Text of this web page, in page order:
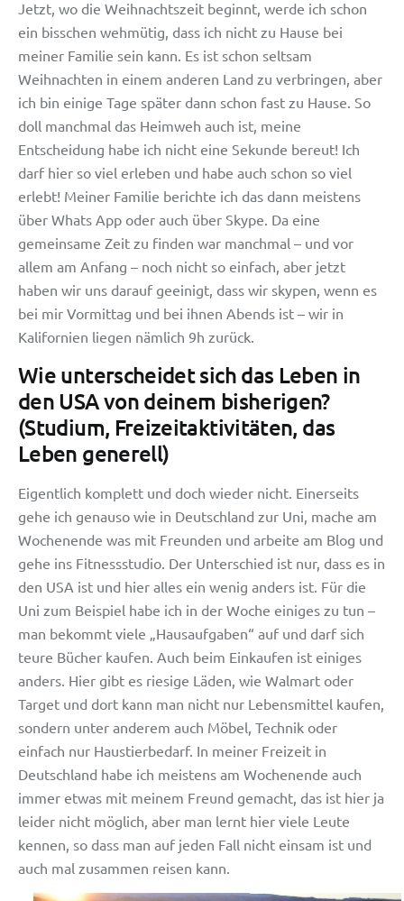
Jetzt, wo die Weihnachtszeit beginnt, werde ich schon
ein bisschen wehmütig, dass ich nicht zu Hause bei
meiner Familie sein kann. Es ist schon seltsam
Weihnachten in einem anderen Land zu verbringen, aber
ich bin einige Tage später dann schon fast zu Hause. So
doll manchmal das Heimweh auch ist, meine
Entscheidung habe ich nicht eine Sekunde bereut! Ich
darf hier so viel erleben und habe auch schon so viel
erlebt! Meiner Familie berichte ich das dann meistens
über Whats App oder auch über Skype. Da eine
gemeinsame Zeit zu finden war manchmal – und vor
allem am Anfang – noch nicht so einfach, aber jetzt
haben wir uns darauf geeinigt, dass wir skypen, wenn es
bei mir Vormittag und bei ihnen Abends ist – wir in
Kalifornien liegen nämlich 9h zurück.
Wie unterscheidet sich das Leben in
den USA von deinem bisherigen?
(Studium, Freizeitaktivitäten, das
Leben generell)
Eigentlich komplett und doch wieder nicht. Einerseits
gehe ich genauso wie in Deutschland zur Uni, mache am
Wochenende was mit Freunden und arbeite am Blog und
gehe ins Fitnessstudio. Der Unterschied ist nur, dass es in
den USA ist und hier alles ein wenig anders ist. Für die
Uni zum Beispiel habe ich in der Woche einiges zu tun –
man bekommt viele „Hausaufgaben“ auf und darf sich
teure Bücher kaufen. Auch beim Einkaufen ist einiges
anders. Hier gibt es riesige Läden, wie Walmart oder
Target und dort kann man nicht nur Lebensmittel kaufen,
sondern unter anderem auch Möbel, Technik oder
einfach nur Haustierbedarf. In meiner Freizeit in
Deutschland habe ich meistens am Wochenende auch
immer etwas mit meinem Freund gemacht, das ist hier ja
leider nicht möglich, aber man lernt hier viele Leute
kennen, so dass man auf jeden Fall nicht einsam ist und
auch mal zusammen reisen kann.